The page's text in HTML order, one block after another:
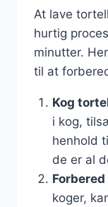
At lave
hurtig
minutter.
til at
Kog
i kog,
henhold
de er al
koger,